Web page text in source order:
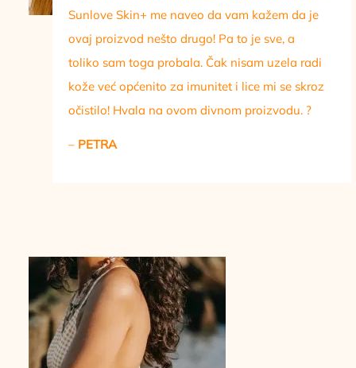
Sunlove Skin+ me naveo da vam kažem da je
ovaj proizvod nešto drugo! Pa to je sve, a
toliko sam toga probala. Čak nisam uzela radi
kože već općenito za imunitet i lice mi se skroz
očistilo! Hvala na ovom divnom proizvodu. ?
– PETRA